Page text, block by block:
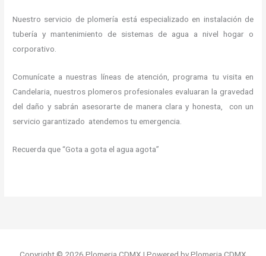
Nuestro servicio de plomería está especializado en instalación de
tubería y mantenimiento de sistemas de agua a nivel hogar o
corporativo.
Comunícate a nuestras líneas de atención, programa tu visita en
Candelaria, nuestros plomeros profesionales evaluaran la gravedad
del daño y sabrán asesorarte de manera clara y honesta, con un
servicio garantizado atendemos tu emergencia.
Recuerda que “Gota a gota el agua agota”